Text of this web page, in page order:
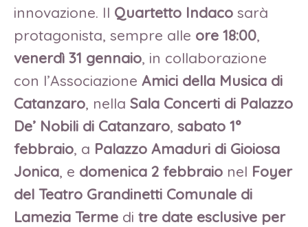
innovazione. Il Quartetto Indaco sarà
protagonista, sempre alle ore 18:00,
venerdì 31 gennaio, in collaborazione
con l’Associazione Amici della Musica di
Catanzaro, nella Sala Concerti di Palazzo
De’ Nobili di Catanzaro, sabato 1°
febbraio, a Palazzo Amaduri di Gioiosa
Jonica, e domenica 2 febbraio nel Foyer
del Teatro Grandinetti Comunale di
Lamezia Terme di tre date esclusive per